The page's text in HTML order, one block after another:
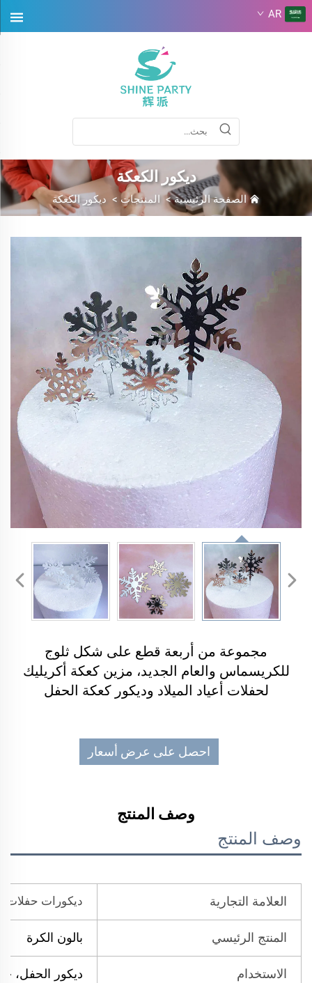
AR
ديكور الكعكة
الصفحة الرئيسية> المنتجات > ديكور الكعكة
مجموعة من أربعة قطع على شكل ثلوج
للكريسماس والعام الجديد، مزين كعكة أكريليك
لحفلات أعياد الميلاد وديكور كعكة الحفل
احصل على عرض أسعار
وصف المنتج
وصف المنتج
العلامة التجارية ديكورات حفلات 2022
المنتج الرئيسي بالون الكرة
الاستخدام ديكور الحفل،